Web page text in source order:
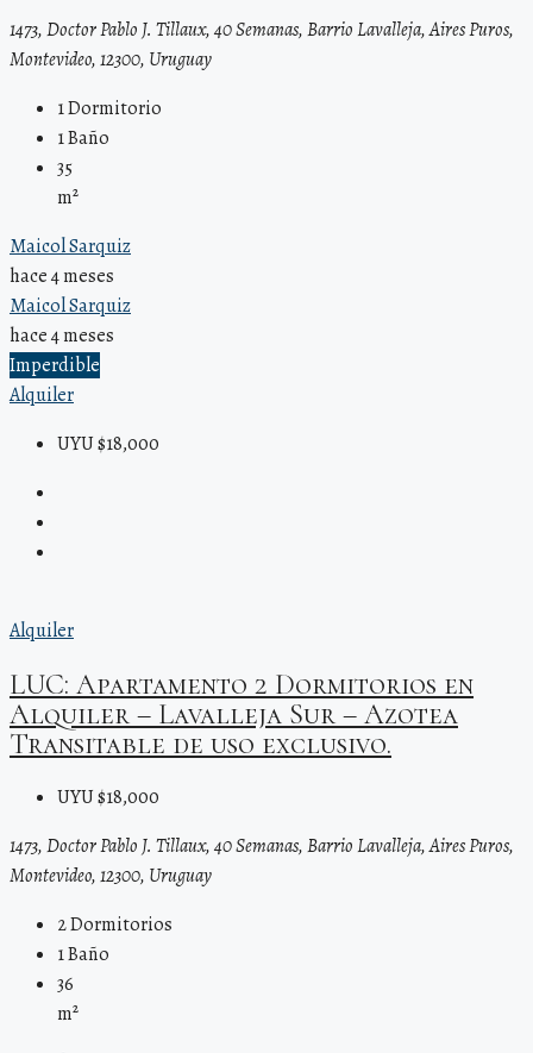
1473, Doctor Pablo J. Tillaux, 40 Semanas, Barrio Lavalleja, Aires Puros,
Montevideo, 12300, Uruguay
1Dormitorio
1Baño
35
m²
Maicol Sarquiz
hace 4 meses
Maicol Sarquiz
hace 4 meses
Imperdible
Alquiler
UYU $18,000
Alquiler
LUC: Apartamento 2 Dormitorios en
Alquiler – Lavalleja Sur – Azotea
Transitable de uso exclusivo.
UYU $18,000
1473, Doctor Pablo J. Tillaux, 40 Semanas, Barrio Lavalleja, Aires Puros,
Montevideo, 12300, Uruguay
2Dormitorios
1Baño
36
m²